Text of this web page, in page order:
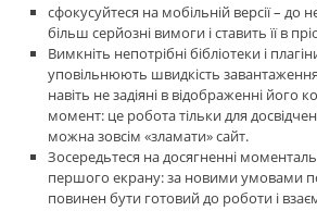
сфокусуйтеся на мобільній версії – до
більш серйозні вимоги і ставить її в
Вимкніть непотрібні бібліотеки і
уповільнюють швидкість
навіть не задіяні в відображенні його
момент: це робота тільки для
можна зовсім «зламати» сайт.
Зосередьтеся на досягненні
першого екрану: за новими умовами
повинен бути готовий до роботи і